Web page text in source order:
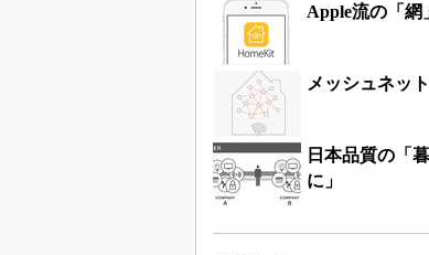
Apple流の「網
メッシュネッ
日本品質の「
に」